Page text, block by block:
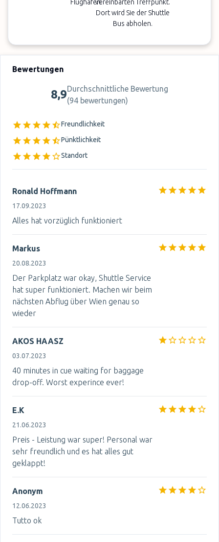
Flughafen.vereinbarten Treffpunkt.
Dort wird Sie der Shuttle
Bus abholen.
Bewertungen
8,9Durchschnittliche Bewertung
(94 bewertungen)
Freundlichkeit
Pünktlichkeit
Standort
Ronald Hoffmann
17.09.2023
Alles hat vorzüglich funktioniert
Markus
20.08.2023
Der Parkplatz war okay, Shuttle Service
hat super funktioniert. Machen wir beim
nächsten Abflug über Wien genau so
wieder
AKOS HAASZ
03.07.2023
40 minutes in cue waiting for baggage
drop-off. Worst experince ever!
E.K
21.06.2023
Preis - Leistung war super! Personal war
sehr freundlich und es hat alles gut
geklappt!
Anonym
12.06.2023
Tutto ok